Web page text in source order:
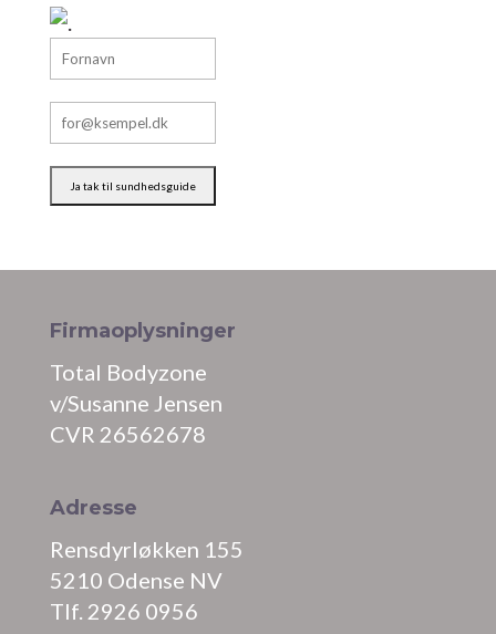
Firmaoplysninger
Total Bodyzone
v/Susanne Jensen
CVR 26562678
Adresse
Rensdyrløkken 155
5210 Odense NV
Tlf. 2926 0956